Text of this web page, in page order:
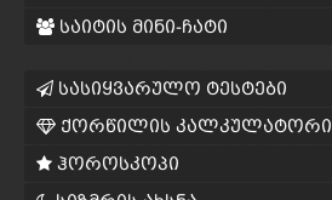
საიტის მინი-ჩატი
სასიყვარულო ტესტები
ქორწილის კალკულატორი
ჰოროსკოპი